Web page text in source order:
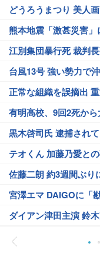
どうろうまつり 美人
熊本地震「激甚災害」
江別集団暴行死 裁判
台風13号 強い勢力で
正常な組織を誤摘出
有明高校、9回2死か
黒木啓司氏 逮捕され
テオくん 加藤乃愛と
佐藤二朗 約3週間ぶり
宮澤エマ DAIGOに「
ダイアン津田主演 鈴